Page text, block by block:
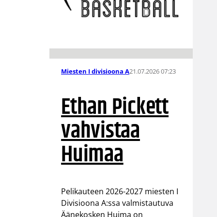
Miesten I divisioona A21.07.2026 07:23
Ethan Pickett
vahvistaa
Huimaa
Pelikauteen 2026-2027 miesten I
Divisioona A:ssa valmistautuva
Äänekosken Huima on